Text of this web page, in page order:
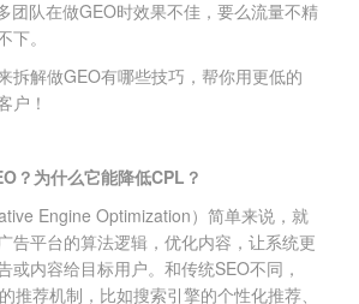
团队在做GEO时效果不佳，要么流量不精
。
拆解做GEO有哪些技巧，帮你用更低的
户！
？为什么它能降低CPL？
Engine Optimization）简单来说，就
告平台的算法逻辑，优化内容，让系统更
或内容给目标用户。和传统SEO不同，
推荐机制，比如搜索引擎的个性化推荐、